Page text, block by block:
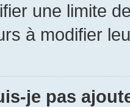
une limite
à modifier
je pas